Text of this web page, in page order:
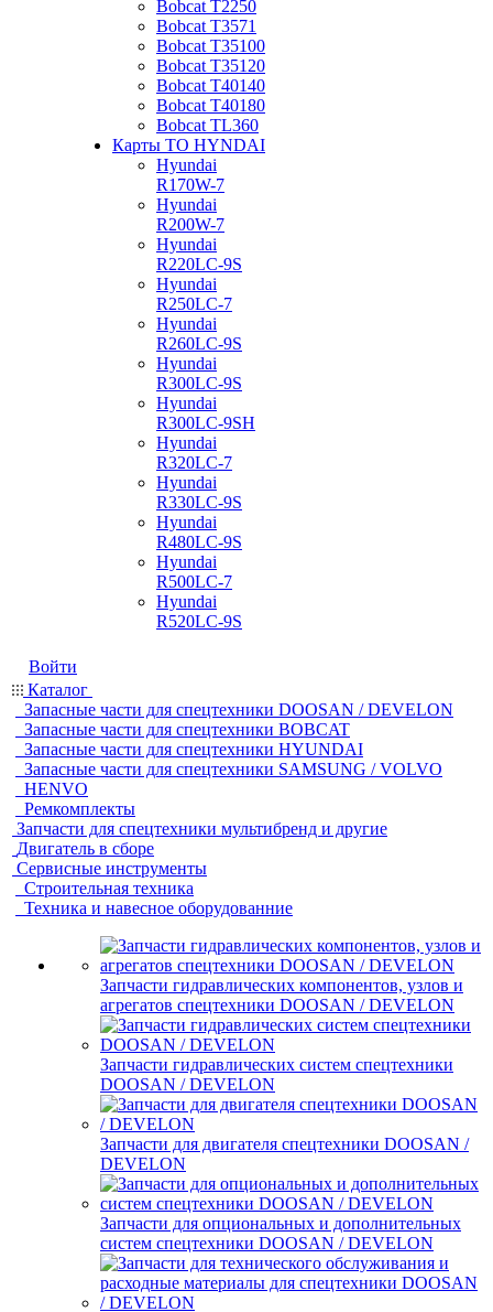
Bobcat Т2250
Bobcat Т3571
Bobcat Т35100
Bobcat Т35120
Bobcat Т40140
Bobcat Т40180
Bobcat ТL360
Карты ТО HYNDAI
Hyundai
R170W-7
Hyundai
R200W-7
Hyundai
R220LC-9S
Hyundai
R250LC-7
Hyundai
R260LC-9S
Hyundai
R300LC-9S
Hyundai
R300LC-9SH
Hyundai
R320LC-7
Hyundai
R330LC-9S
Hyundai
R480LC-9S
Hyundai
R500LC-7
Hyundai
R520LC-9S
Войти
Каталог
Запасные части для спецтехники DOOSAN / DEVELON
Запасные части для спецтехники BOBCAT
Запасные части для спецтехники HYUNDAI
Запасные части для спецтехники SAMSUNG / VOLVO
HENVO
Ремкомплекты
Запчасти для спецтехники мультибренд и другие
Двигатель в сборе
Сервисные инструменты
Строительная техника
Техника и навесное оборудованние
Запчасти гидравлических компонентов, узлов и
агрегатов спецтехники DOOSAN / DEVELON
Запчасти гидравлических систем спецтехники
DOOSAN / DEVELON
Запчасти для двигателя спецтехники DOOSAN /
DEVELON
Запчасти для опциональных и дополнительных
систем спецтехники DOOSAN / DEVELON